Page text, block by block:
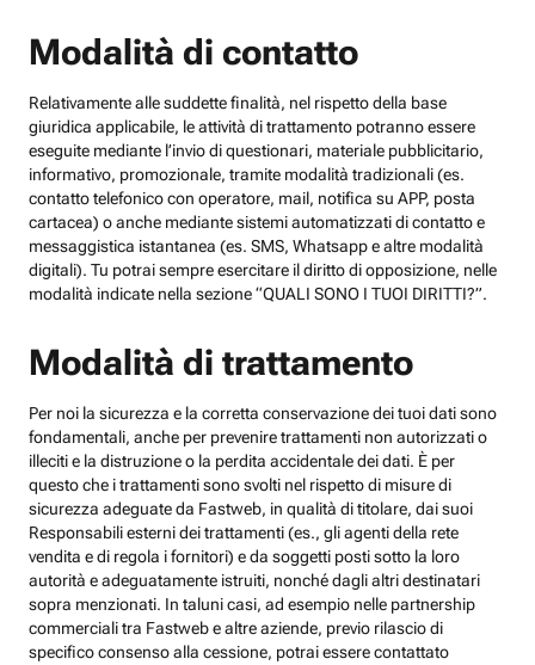
Modalità di contatto
Relativamente alle suddette finalità, nel rispetto della base
giuridica applicabile, le attività di trattamento potranno essere
eseguite mediante l’invio di questionari, materiale pubblicitario,
informativo, promozionale, tramite modalità tradizionali (es.
contatto telefonico con operatore, mail, notifica su APP, posta
cartacea) o anche mediante sistemi automatizzati di contatto e
messaggistica istantanea (es. SMS, Whatsapp e altre modalità
digitali). Tu potrai sempre esercitare il diritto di opposizione, nelle
modalità indicate nella sezione “QUALI SONO I TUOI DIRITTI?”.
Modalità di trattamento
Per noi la sicurezza e la corretta conservazione dei tuoi dati sono
fondamentali, anche per prevenire trattamenti non autorizzati o
illeciti e la distruzione o la perdita accidentale dei dati. È per
questo che i trattamenti sono svolti nel rispetto di misure di
sicurezza adeguate da Fastweb, in qualità di titolare, dai suoi
Responsabili esterni dei trattamenti (es., gli agenti della rete
vendita e di regola i fornitori) e da soggetti posti sotto la loro
autorità e adeguatamente istruiti, nonché dagli altri destinatari
sopra menzionati. In taluni casi, ad esempio nelle partnership
commerciali tra Fastweb e altre aziende, previo rilascio di
specifico consenso alla cessione, potrai essere contattato